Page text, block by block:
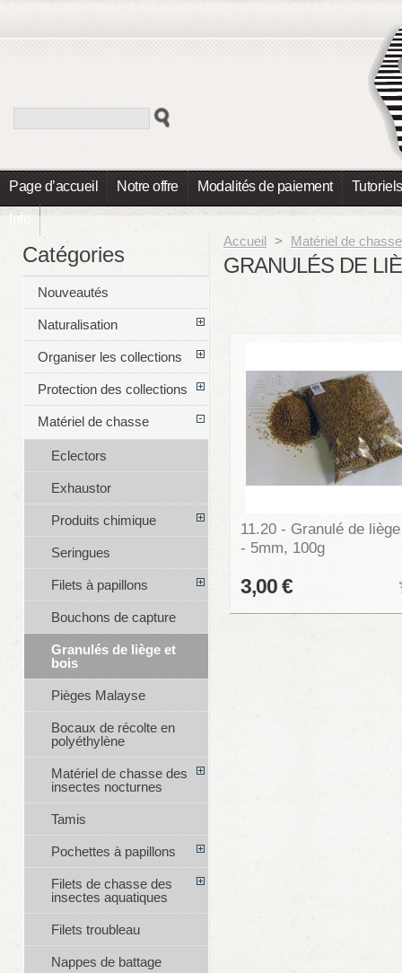
Page d’accueil Notre offre Modalités de paiement Tutoriels
Info
Accueil > Matériel de chasse
GRANULÉS DE
11.20 - Granulé de
- 5mm, 100g
3,00 €
Catégories
Nouveautés
Naturalisation
Organiser les collections
Protection des collections
Matériel de chasse
Eclectors
Exhaustor
Produits chimique
Seringues
Filets à papillons
Bouchons de capture
Granulés de liège et
bois
Pièges Malayse
Bocaux de récolte en
polyéthylène
Matériel de chasse des
insectes nocturnes
Tamis
Pochettes à papillons
Filets de chasse des
insectes aquatiques
Filets troubleau
Nappes de battage